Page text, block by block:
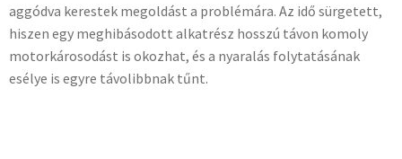
aggódva kerestek megoldást a problémára. Az idő sürgetett,
hiszen egy meghibásodott alkatrész hosszú távon komoly
motorkárosodást is okozhat, és a nyaralás folytatásának
esélye is egyre távolibbnak tűnt.